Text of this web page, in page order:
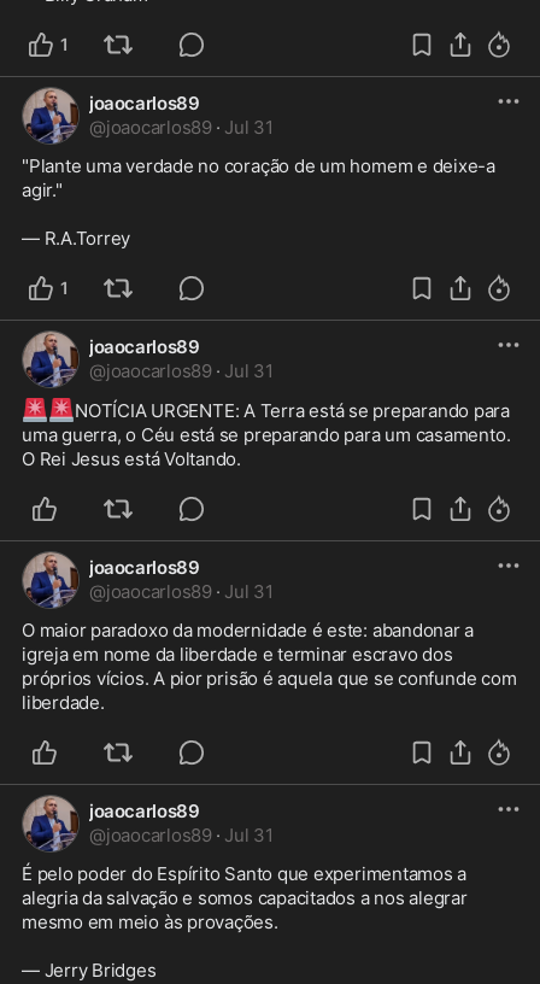
1
joaocarlos89
@joaocarlos89 · Jul 31
"Plante uma verdade no coração de um homem e deixe-a
agir."
— R.A.Torrey
1
joaocarlos89
@joaocarlos89 · Jul 31
🚨🚨NOTÍCIA URGENTE: A Terra está se preparando para
uma guerra, o Céu está se preparando para um casamento.
O Rei Jesus está Voltando.
joaocarlos89
@joaocarlos89 · Jul 31
O maior paradoxo da modernidade é este: abandonar a
igreja em nome da liberdade e terminar escravo dos
próprios vícios. A pior prisão é aquela que se confunde com
liberdade.
joaocarlos89
@joaocarlos89 · Jul 31
É pelo poder do Espírito Santo que experimentamos a
alegria da salvação e somos capacitados a nos alegrar
mesmo em meio às provações.
— Jerry Bridges